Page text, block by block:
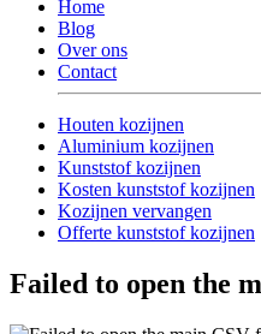
Home
Blog
Over ons
Contact
Houten kozijnen
Aluminium kozijnen
Kunststof kozijnen
Kosten kunststof kozijnen
Kozijnen vervangen
Offerte kunststof kozijnen
Failed to open the